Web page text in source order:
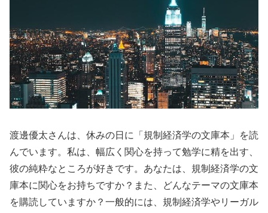
渡邊優太さんは、休みの日に「規制経済学の文庫本」を読
んでいます。私は、幅広く関心を持って勉学に精を出す、
彼の純粋なところが好きです。あなたは、規制経済学の文
庫本に関心をお持ちですか？また、どんなテーマの文庫本
を購読していますか？一般的には、規制経済学やリーガル